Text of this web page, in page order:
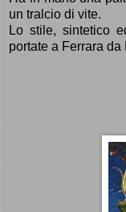
un tralcio di vite.
Lo stile, sintetico
portate a Ferrara